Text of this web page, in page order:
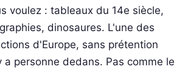
voulez : tableaux du 14e siècle,
dinosaures. L'une des
d'Europe, sans prétention
a personne dedans. Pas comme le